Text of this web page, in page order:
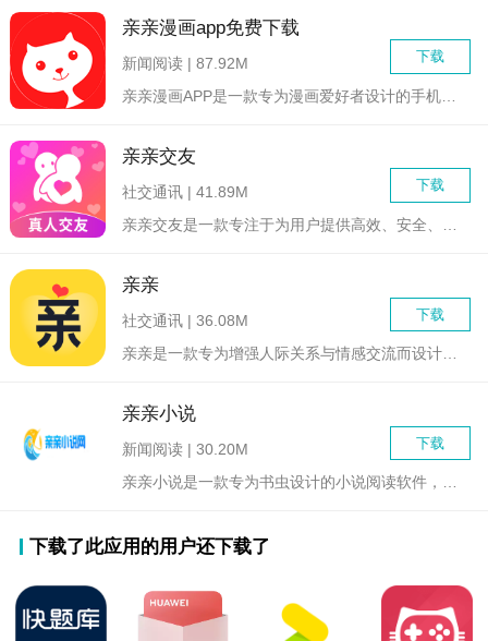
亲亲漫画app免费下载
下载
新闻阅读 | 87.92M
亲亲交友
下载
社交通讯 | 41.89M
亲亲
下载
社交通讯 | 36.08M
亲亲小说
下载
新闻阅读 | 30.20M
下载了此应用的用户还下载了